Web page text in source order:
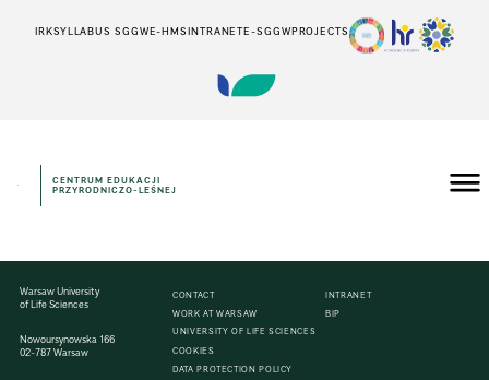
IRKSYLLABUS SGGWE-HMSINTRANETE-SGGWPROJECTS
CENTRUM EDUKACJI
PRZYRODNICZO-LEŚNEJ
Warsaw University
of Life Sciences
Nowoursynowska 166
02-787 Warsaw
CONTACT
WORK AT WARSAW
UNIVERSITY OF LIFE SCIENCES
COOKIES
DATA PROTECTION POLICY
INTRANET
BIP